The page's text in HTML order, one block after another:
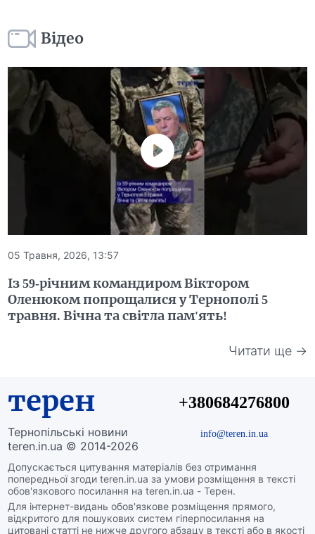
Відео
05 Травня, 2026, 13:57
Із 59-річним командиром Віктором
Оленюком попрощалися у Тернополі 5
травня. Вічна та світла пам'ять!
Читати ще →
терен
Тернопільські новини
teren.in.ua © 2014-2026
Допускається цитування матеріалів без отримання
попередньої згоди teren.in.ua за умови розміщення в тексті
обов'язкового посилання на teren.in.ua - Терен.
Для інтернет-видань обов'язкове розміщення прямого,
відкритого для пошукових систем гіперпосилання на
цитовані статті не нижче другого абзацу в тексті або в якості
+380684276800
info@teren.in.ua